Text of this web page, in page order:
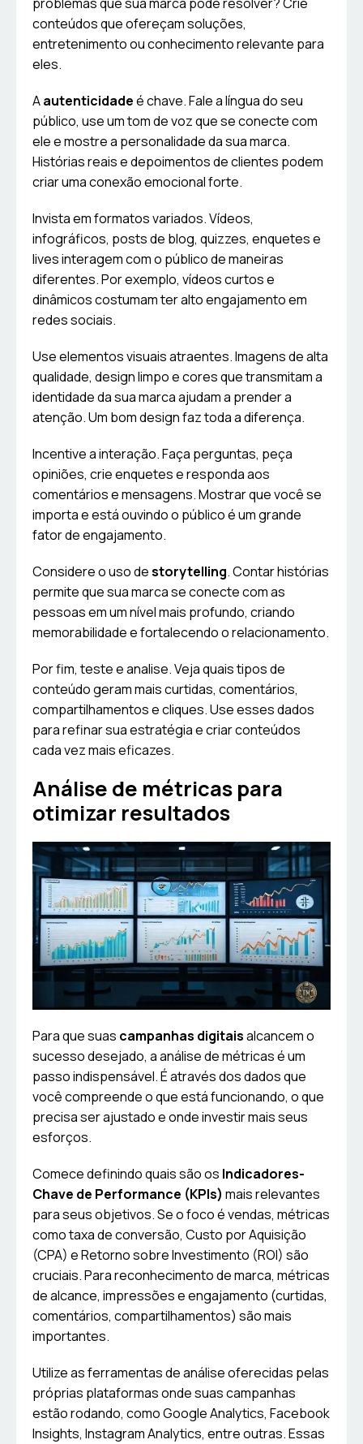
conteúdos que ofereçam soluções,
entretenimento ou conhecimento relevante para
eles.
Aautenticidadeé chave. Fale a língua do seu
público, use um tom de voz que se conecte com
ele e mostre a personalidade da sua marca.
Histórias reais e depoimentos de clientes podem
criar uma conexão emocional forte.
Invista em formatos variados. Vídeos,
infográficos, posts de blog, quizzes, enquetes e
lives interagem com o público de maneiras
diferentes. Por exemplo, vídeos curtos e
dinâmicos costumam ter alto engajamento em
redes sociais.
Use elementos visuais atraentes. Imagens de alta
qualidade, design limpo e cores que transmitam a
identidade da sua marca ajudam a prender a
atenção. Um bom design faz toda a diferença.
Incentive a interação. Faça perguntas, peça
opiniões, crie enquetes e responda aos
comentários e mensagens. Mostrar que você se
importa e está ouvindo o público é um grande
fator de engajamento.
Considere o uso destorytelling. Contar histórias
permite que sua marca se conecte com as
pessoas em um nível mais profundo, criando
memorabilidade e fortalecendo o relacionamento.
Por fim, teste e analise. Veja quais tipos de
conteúdo geram mais curtidas, comentários,
compartilhamentos e cliques. Use esses dados
para refinar sua estratégia e criar conteúdos
cada vez mais eficazes.
Análise de métricas para
otimizar resultados
Para que suas campanhas digitaisalcancem o
sucesso desejado, a análise de métricas é um
passo indispensável. É através dos dados que
você compreende o que está funcionando, o que
precisa ser ajustado e onde investir mais seus
esforços.
Comece definindo quais são os Indicadores-
Chave de Performance (KPIs) mais relevantes
para seus objetivos. Se o foco é vendas, métricas
como taxa de conversão, Custo por Aquisição
(CPA) e Retorno sobre Investimento (ROI) são
cruciais. Para reconhecimento de marca, métricas
de alcance, impressões e engajamento (curtidas,
comentários, compartilhamentos) são mais
importantes.
Utilize as ferramentas de análise oferecidas pelas
próprias plataformas onde suas campanhas
estão rodando, como Google Analytics, Facebook
Insights, Instagram Analytics, entre outras. Essas